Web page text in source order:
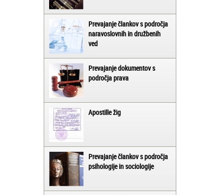
Prevajanje člankov s področja
naravoslovnih in družbenih
ved
Prevajanje dokumentov s
področja prava
Apostille žig
Prevajanje člankov s področja
psihologije in sociologije